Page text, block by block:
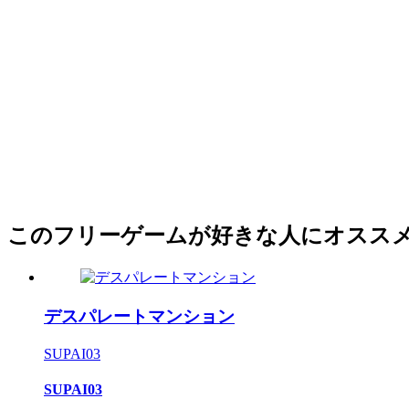
このフリーゲームが好きな人にオスス
デスパレートマンション
SUPAI03
SUPAI03